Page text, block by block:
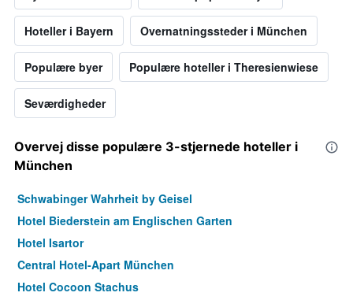
Hoteller i Bayern Overnatningssteder i München
Populære byer Populære hoteller i Theresienwiese
Seværdigheder
Overvej disse populære 3-stjernede hoteller i
München
Schwabinger Wahrheit by Geisel
Hotel Biederstein am Englischen Garten
Hotel Isartor
Central Hotel-Apart München
Hotel Cocoon Stachus